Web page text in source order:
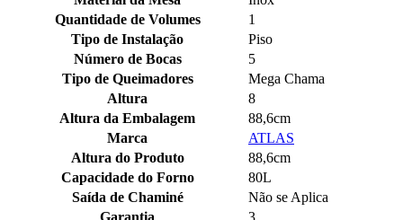
Quantidade de Volumes
1
Tipo de Instalação
Piso
Número de Bocas
5
Tipo de Queimadores
Mega Chama
Altura
8
Altura da Embalagem
88,6cm
Marca
ATLAS
Altura do Produto
88,6cm
Capacidade do Forno
80L
Saída de Chaminé
Não se Aplica